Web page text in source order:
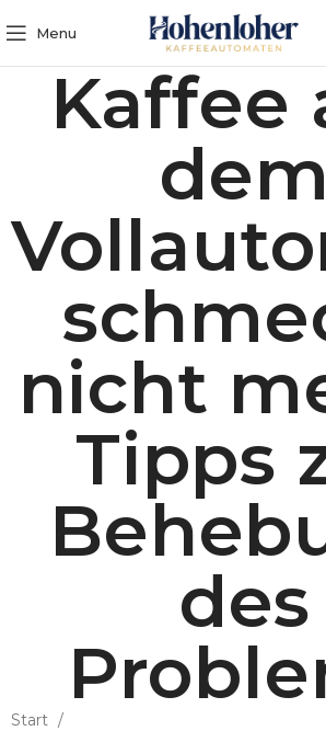
Menu
Kaffee
dem
nicht
Tipps
des
Start